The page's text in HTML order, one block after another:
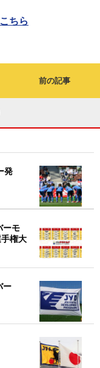
ちら
前の記事
発
ーモ
権大
ー